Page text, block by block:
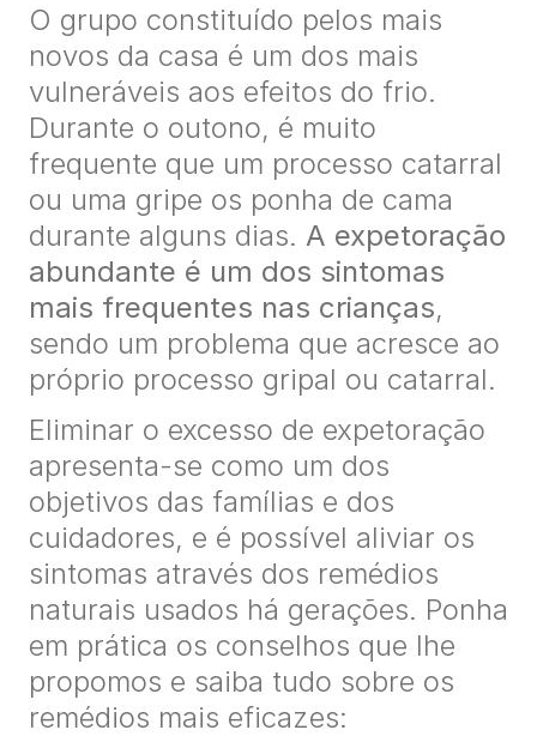
O grupo constituído pelos mais
novos da casa é um dos mais
vulneráveis aos efeitos do frio.
Durante o outono, é muito
frequente que um processo catarral
ou uma gripe os ponha de cama
durante alguns dias. A expetoração
abundante é um dos sintomas
mais frequentes nas crianças,
sendo um problema que acresce ao
próprio processo gripal ou catarral.
Eliminar o excesso de expetoração
apresenta-se como um dos
objetivos das famílias e dos
cuidadores, e é possível aliviar os
sintomas através dos remédios
naturais usados há gerações. Ponha
em prática os conselhos que lhe
propomos e saiba tudo sobre os
remédios mais eficazes: